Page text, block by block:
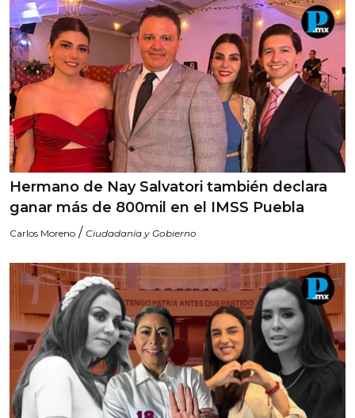
Hermano de Nay Salvatori también declara
ganar más de 800mil en el IMSS Puebla
Carlos Moreno / Ciudadanía y Gobierno